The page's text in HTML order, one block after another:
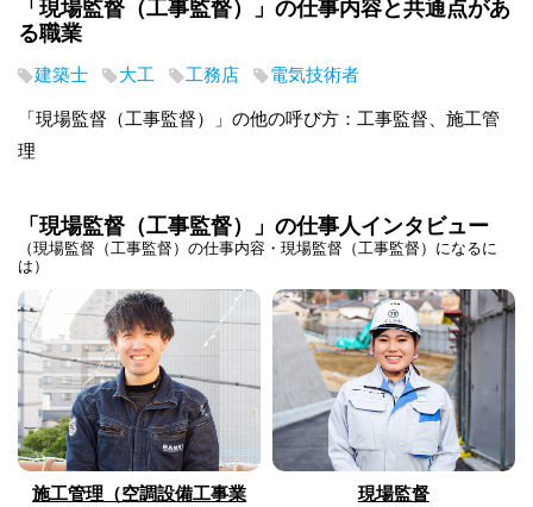
「現場監督（工事監督）」の仕事内容と共通点があ
る職業
建築士 大工 工務店 電気技術者
「現場監督（工事監督）」の他の呼び方：工事監督、施工管
理
「現場監督（工事監督）」の仕事人インタビュー
（現場監督（工事監督）の仕事内容・現場監督（工事監督）になるに
は）
施工管理（空調設備工事業
現場監督